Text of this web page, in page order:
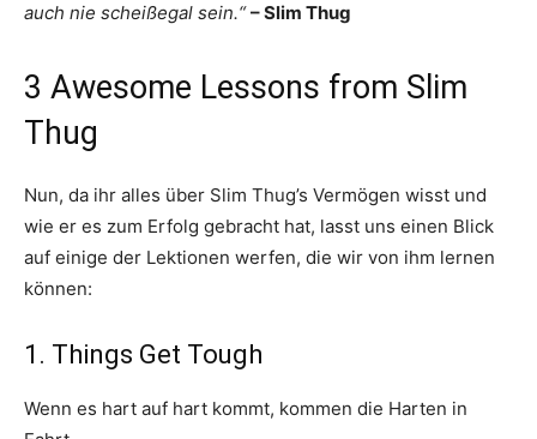
auch nie scheißegal sein.“– Slim Thug
3 Awesome Lessons from Slim
Thug
Nun, da ihr alles über Slim Thug’s Vermögen wisst und
wie er es zum Erfolg gebracht hat, lasst uns einen Blick
auf einige der Lektionen werfen, die wir von ihm lernen
können:
1. Things Get Tough
Wenn es hart auf hart kommt, kommen die Harten in